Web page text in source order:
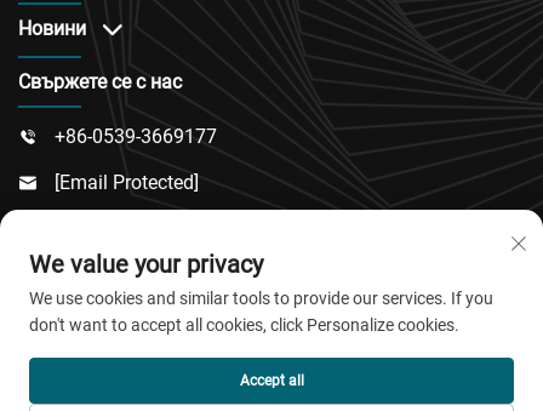
обслужване.
Новини
Свържете се с нас
 +86-0539-3669177
 [email Protected]
Линку, Град Вейфан, Провинция Шандонг
© Всички права запазени 2026 QingDao Jiaobao New
Material Co.,Ltd.
We value your privacy
We use cookies and similar tools to provide our services. If you
don't want to accept all cookies, click Personalize cookies.
Accept all